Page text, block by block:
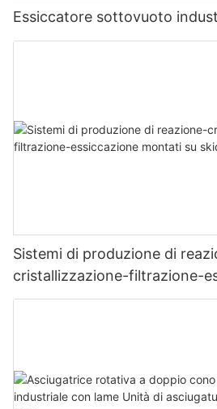
Essiccatore sottovuoto
Sistemi di produzione di
cristallizzazione-filtrazione-
su skid